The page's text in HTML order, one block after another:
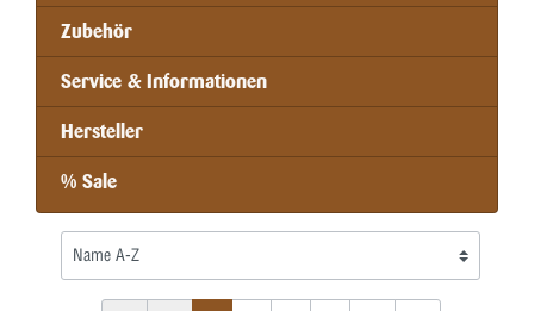
Zubehör
Service & Informationen
Hersteller
% Sale